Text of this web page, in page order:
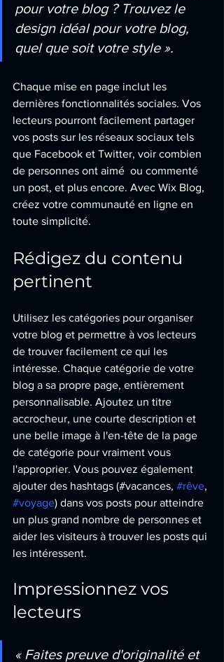
pour votre blog ? Trouvez le
design idéal pour votre blog,
quel que soit votre style ».
Chaque mise en page inclut les
dernières fonctionnalités sociales. Vos
lecteurs pourront facilement partager
vos posts sur les réseaux sociaux tels
que Facebook et Twitter, voir combien
de personnes ont aimé  ou commenté
un post, et plus encore. Avec Wix Blog,
créez votre communauté en ligne en
toute simplicité.
Rédigez du contenu
pertinent
Utilisez les catégories pour organiser
votre blog et permettre à vos lecteurs
de trouver facilement ce qui les
intéresse. Chaque catégorie de votre
blog a sa propre page, entièrement
personnalisable. Ajoutez un titre
accrocheur, une courte description et
une belle image à l'en-tête de la page
de catégorie pour vraiment vous
l'approprier. Vous pouvez également
ajouter des hashtags (#vacances, #rêve,
#voyage) dans vos posts pour atteindre
un plus grand nombre de personnes et
aider les visiteurs à trouver les posts qui
les intéressent.
Impressionnez vos
lecteurs
« Faites preuve d'originalité et